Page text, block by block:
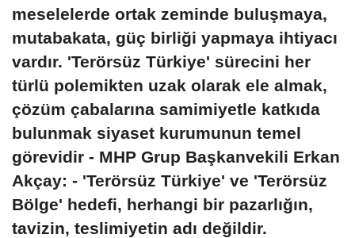
meselelerde ortak zeminde buluşmaya,
mutabakata, güç birliği yapmaya ihtiyacı
vardır. 'Terörsüz Türkiye' sürecini her
türlü polemikten uzak olarak ele almak,
çözüm çabalarına samimiyetle katkıda
bulunmak siyaset kurumunun temel
görevidir - MHP Grup Başkanvekili Erkan
Akçay: - 'Terörsüz Türkiye' ve 'Terörsüz
Bölge' hedefi, herhangi bir pazarlığın,
tavizin, teslimiyetin adı değildir.